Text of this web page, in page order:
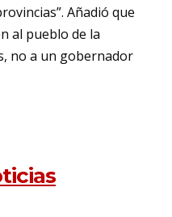
Añadió que
al pueblo de la
no a un gobernador